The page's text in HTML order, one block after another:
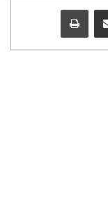
مشاركة عبر البريد طباعة